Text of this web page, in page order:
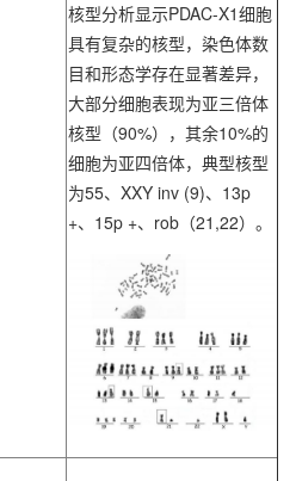
核型分析显示PDAC-X1细胞
具有复杂的核型，染色体数
目和形态学存在显著差异，
大部分细胞表现为亚三倍体
核型（90%），其余10%的
细胞为亚四倍体，典型核型
为55、XXY inv (9)、13p
+、15p +、rob（21,22）。